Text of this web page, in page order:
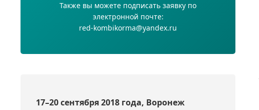
Также вы можете подписать заявку по
электронной почте:
red-kombikorma@yandex.ru
17–20 сентября 2018 года, Воронеж